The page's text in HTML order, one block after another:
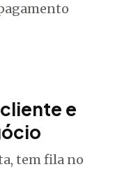
e
tem fila no